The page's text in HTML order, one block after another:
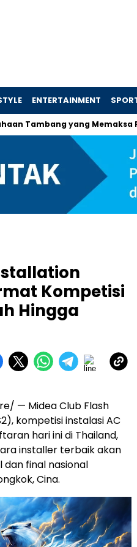
ENTERTAINMENT
yang Memaksa Presiden
Kompetisi
Hingga
— Midea Club Flash
kompetisi instalasi AC
hari ini di Thailand,
installer terbaik akan
final nasional
Cina.